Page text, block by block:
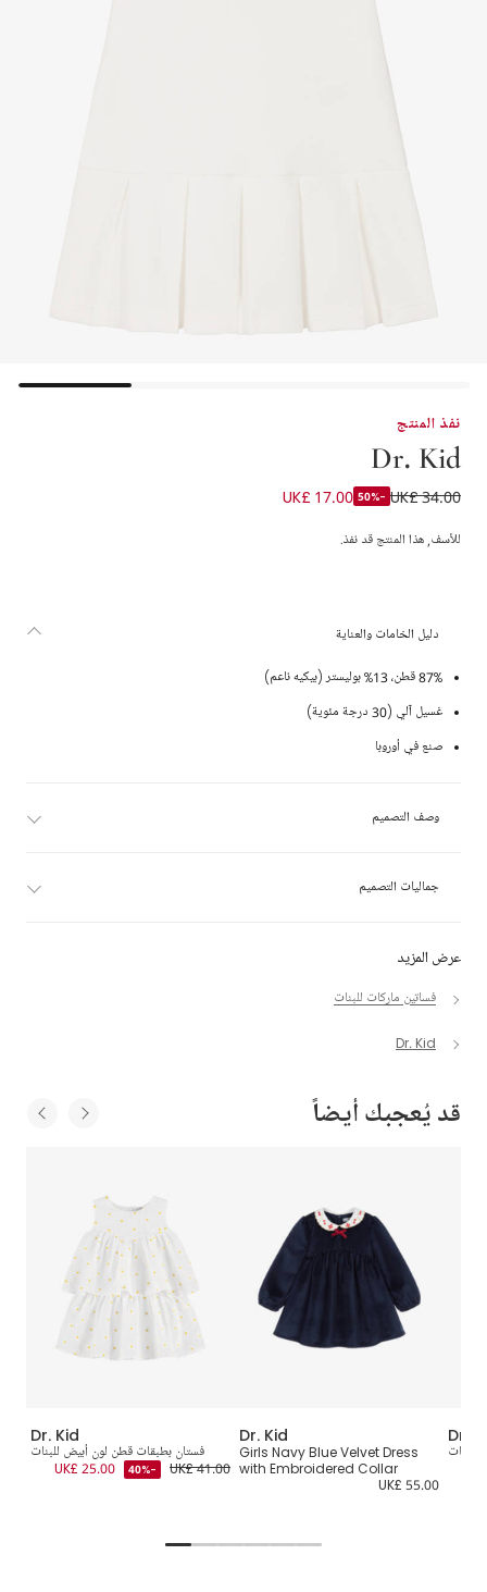
نفذ المنتج
Dr. Kid
فستان بولو قطن لون أبيض للبنات
UK£ 34.00
-50%
UK£ 17.00
للأسف, هذا المنتج قد نفذ.
عرض المزيد
فساتين ماركات للبنات
Dr. Kid
دليل الخامات والعناية
87% قطن، 13% بوليستر (بيكيه ناعم)
غسيل آلي (30 درجة مئوية)
صنع في أوروبا
وصف التصميم
جماليات التصميم
قد يُعجبك أيضاً
Dr. Kid
فستان بطبقات قطن لون أبيض للبنات
UK£ 41.00
-40%
UK£ 25.00
Dr. Kid
Girls Navy Blue Velvet Dress
with Embroidered Collar
UK£ 55.00
Dr.
للبنات